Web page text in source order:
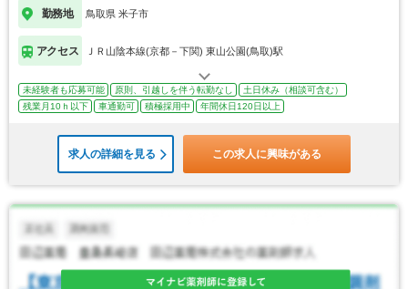
勤務地 鳥取県 米子市
アクセス ＪＲ山陰本線(京都－下関) 東山公園(鳥取)駅
未経験者も応募可能 原則、引越しを伴う転勤なし
土日休み（相談可含む）
残業月10ｈ以下
車通勤可 積極採用中 年間休日120日以上
求人の詳細を見る この求人に興味がある